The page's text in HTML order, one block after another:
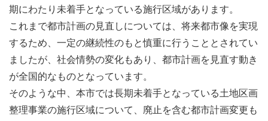
期にわたり未着手となっている施行区域があります。
これまで都市計画の見直しについては、将来都市像を実現
するため、一定の継続性のもと慎重に行うこととされてい
ましたが、社会情勢の変化もあり、都市計画を見直す動き
が全国的なものとなっています。
そのような中、本市では長期未着手となっている土地区画
整理事業の施行区域について、廃止を含む都市計画変更も